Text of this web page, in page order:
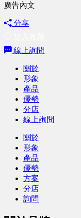
廣告內文
分享
線上詢問
關於
形象
產品
優勢
分店
線上詢問
關於
形象
產品
優勢
方案
分店
詢問